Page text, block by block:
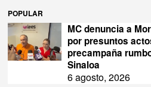
POPULAR
MC denuncia a
por presuntos
precampaña
Sinaloa
6 agosto, 2026